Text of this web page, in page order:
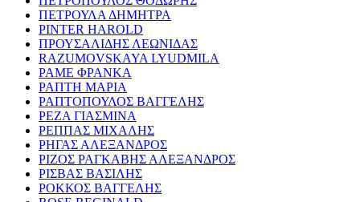
ΠΕΤΡΟΥΛΑ ΔΗΜΗΤΡΑ
PINTER HAROLD
ΠΡΟΥΣΑΛΙΔΗΣ ΛΕΩΝΙΔΑΣ
RAZUMOVSKAYA LYUDMILA
ΡΑΜΕ ΦΡΑΝΚΑ
ΡΑΠΤΗ ΜΑΡΙΑ
ΡΑΠΤΟΠΟΥΛΟΣ ΒΑΓΓΕΛΗΣ
ΡΕΖΑ ΓΙΑΣΜΙΝΑ
ΡΕΠΠΑΣ ΜΙΧΑΛΗΣ
ΡΗΓΑΣ ΑΛΕΞΑΝΔΡΟΣ
ΡΙΖΟΣ ΡΑΓΚΑΒΗΣ ΑΛΕΞΑΝΔΡΟΣ
ΡΙΣΒΑΣ ΒΑΣΙΛΗΣ
ΡΟΚΚΟΣ ΒΑΓΓΕΛΗΣ